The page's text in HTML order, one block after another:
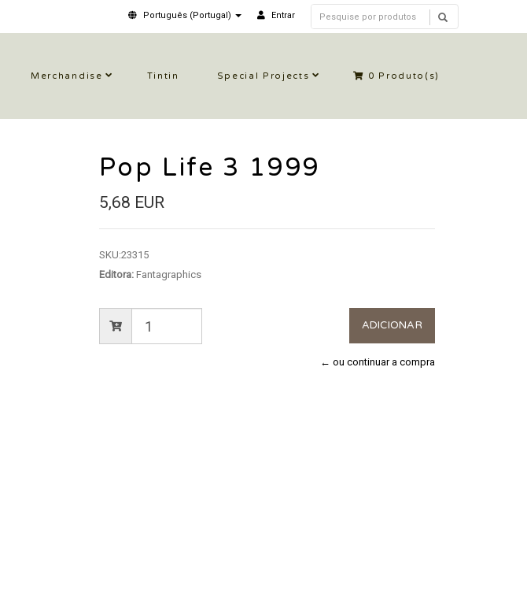
Português (Portugal) Entrar
Merchandise Tintin Special Projects 0 Produto(s)
Pop Life 3 1999
5,68 EUR
SKU:23315
Editora:Fantagraphics
← ou continuar a compra